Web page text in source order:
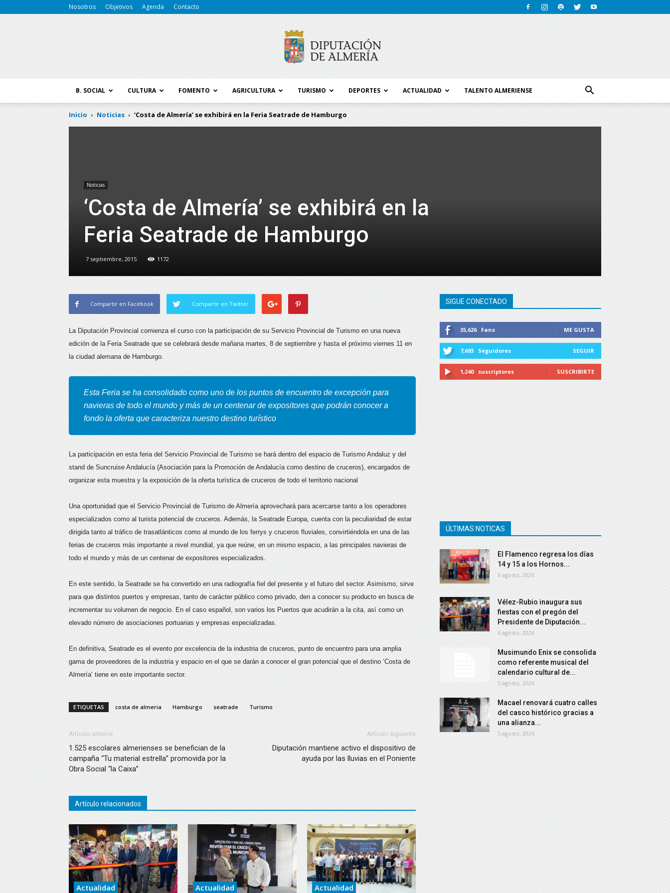
Nosotros Objetivos Agenda Contacto
de
B. SOCIAL CULTURA FOMENTO AGRICULTURA TURISMO DEPORTES ACTUALIDAD TALENTO ALMERIENSE
Inicio Noticias ‘Costa de Almería’ se exhibirá en la Feria Seatrade de Hamburgo
Noticias
‘Costa de Almería’ se exhibirá en la
Feria Seatrade de Hamburgo
7 septiembre, 2015 1172
Compartir en Facebook Compartir en Twitter
La Diputación Provincial comienza el curso con la participación de su Servicio Provincial de Turismo en una nueva
edición de la Feria Seatrade que se celebrará desde mañana martes, 8 de septiembre y hasta el próximo viernes 11 en
la ciudad alemana de Hamburgo.
Esta Feria se ha consolidado como uno de los puntos de encuentro de excepción para
navieras de todo el mundo y más de un centenar de expositores que podrán conocer a
fondo la oferta que caracteriza nuestro destino turístico
La participación en esta feria del Servicio Provincial de Turismo se hará dentro del espacio de Turismo Andaluz y del
stand de Suncruise Andalucía (Asociación para la Promoción de Andalucía como destino de cruceros), encargados de
organizar esta muestra y la exposición de la oferta turística de cruceros de todo el territorio nacional
Una oportunidad que el Servicio Provincial de Turismo de Almería aprovechará para acercarse tanto a los operadores
especializados como al turista potencial de cruceros. Además, la Seatrade Europa, cuenta con la peculiaridad de estar
dirigida tanto al tráfico de trasatlánticos como al mundo de los ferrys y cruceros fluviales, convirtiéndola en una de las
ferias de cruceros más importante a nivel mundial, ya que reúne, en un mismo espacio, a las principales navieras de
todo el mundo y más de un centenar de expositores especializados.
En este sentido, la Seatrade se ha convertido en una radiografía fiel del presente y el futuro del sector. Asimismo, sirve
para que distintos puertos y empresas, tanto de carácter público como privado, den a conocer su producto en busca de
incrementar su volumen de negocio. En el caso español, son varios los Puertos que acudirán a la cita, así como un
elevado número de asociaciones portuarias y empresas especializadas.
En definitiva, Seatrade es el evento por excelencia de la industria de cruceros, punto de encuentro para una amplia
gama de proveedores de la industria y espacio en el que se darán a conocer el gran potencial que el destino ‘Costa de
Almería’ tiene en este importante sector.
ETIQUETAS costa de almeria Hamburgo seatrade Turismo
Artículo anterior
1.525 escolares almerienses se benefician de la
campaña “Tu material estrella” promovida por la
Obra Social “la Caixa”
Artículo siguiente
Diputación mantiene activo el dispositivo de
ayuda por las lluvias en el Poniente
Artículo relacionados
Actualidad Actualidad Actualidad
SIGUE CONECTADO
35,626 Fans ME GUSTA
7,693 Seguidores SEGUIR
1,240 suscriptores SUSCRIBIRTE
ÚLTIMAS NOTICAS
El Flamenco regresa los días
14 y 15 a los Hornos...
6 agosto, 2026
Vélez-Rubio inaugura sus
fiestas con el pregón del
Presidente de Diputación...
6 agosto, 2026
Musimundo Enix se consolida
como referente musical del
calendario cultural de...
5 agosto, 2026
Macael renovará cuatro calles
del casco histórico gracias a
una alianza...
5 agosto, 2026